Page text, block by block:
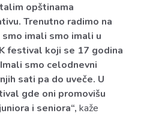
opštinama
Trenutno radimo na
imali smo imali u
festival koji se 17 godina
smo celodnevni
sati pa do uveče. U
gde oni promovišu
i seniora“, kaže